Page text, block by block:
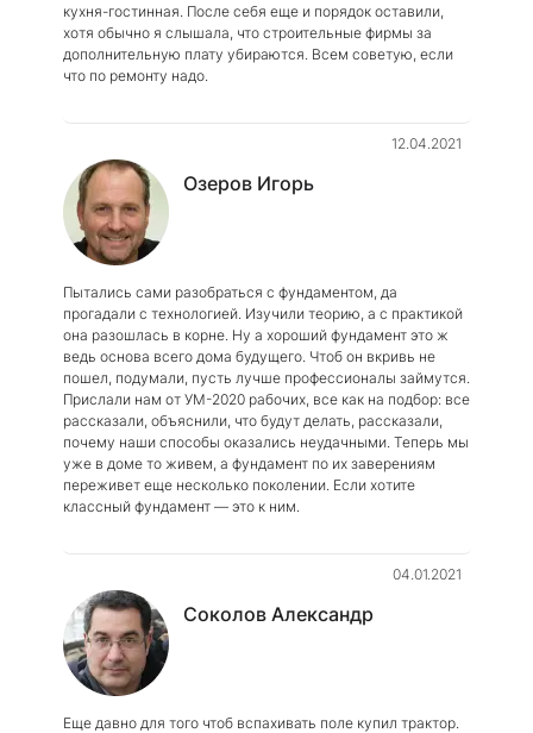
кухня-гостинная. После себя еще и порядок оставили,
хотя обычно я слышала, что строительные фирмы за
дополнительную плату убираются. Всем советую, если
что по ремонту надо.
Озеров Игорь
12.04.2021
Пытались сами разобраться с фундаментом, да
прогадали с технологией. Изучили теорию, а с практикой
она разошлась в корне. Ну а хороший фундамент это ж
ведь основа всего дома будущего. Чтоб он вкривь не
пошел, подумали, пусть лучше профессионалы займутся.
Прислали нам от УМ-2020 рабочих, все как на подбор: все
рассказали, объяснили, что будут делать, рассказали,
почему наши способы оказались неудачными. Теперь мы
уже в доме то живем, а фундамент по их заверениям
переживет еще несколько поколении. Если хотите
классный фундамент — это к ним.
Соколов Александр
04.01.2021
Еще давно для того чтоб вспахивать поле купил трактор.